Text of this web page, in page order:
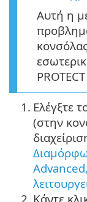
Αυτή η
1. Ελέγξτε
(στην
2. Κάντε